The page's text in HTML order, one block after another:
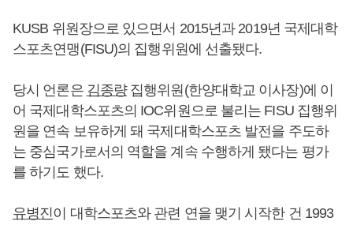
KUSB 위원장으로 있으면서 2015년과 2019년 국제대학
스포츠연맹(FISU)의 집행위원에 선출됐다.
당시 언론은 김종량집행위원(한양대학교 이사장)에 이
어 국제대학스포츠의 IOC위원으로 불리는 FISU 집행위
원을 연속 보유하게 돼 국제대학스포츠 발전을 주도하
는 중심국가로서의 역할을 계속 수행하게 됐다는 평가
를 하기도 했다.
유병진이 대학스포츠와 관련 연을 맺기 시작한 건 1993